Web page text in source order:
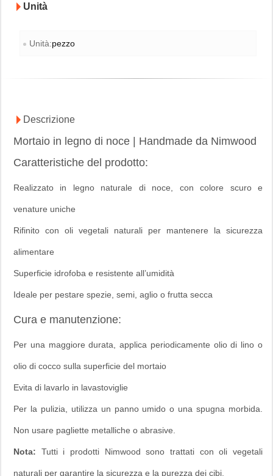
Unità
Unità:pezzo
Descrizione
Mortaio in legno di noce | Handmade da Nimwood
Caratteristiche del prodotto:
Realizzato in legno naturale di noce, con colore scuro e
venature uniche
Rifinito con oli vegetali naturali per mantenere la sicurezza
alimentare
Superficie idrofoba e resistente all’umidità
Ideale per pestare spezie, semi, aglio o frutta secca
Cura e manutenzione:
Per una maggiore durata, applica periodicamente olio di lino o
olio di cocco sulla superficie del mortaio
Evita di lavarlo in lavastoviglie
Per la pulizia, utilizza un panno umido o una spugna morbida.
Non usare pagliette metalliche o abrasive.
Nota: Tutti i prodotti Nimwood sono trattati con oli vegetali
naturali per garantire la sicurezza e la purezza dei cibi.